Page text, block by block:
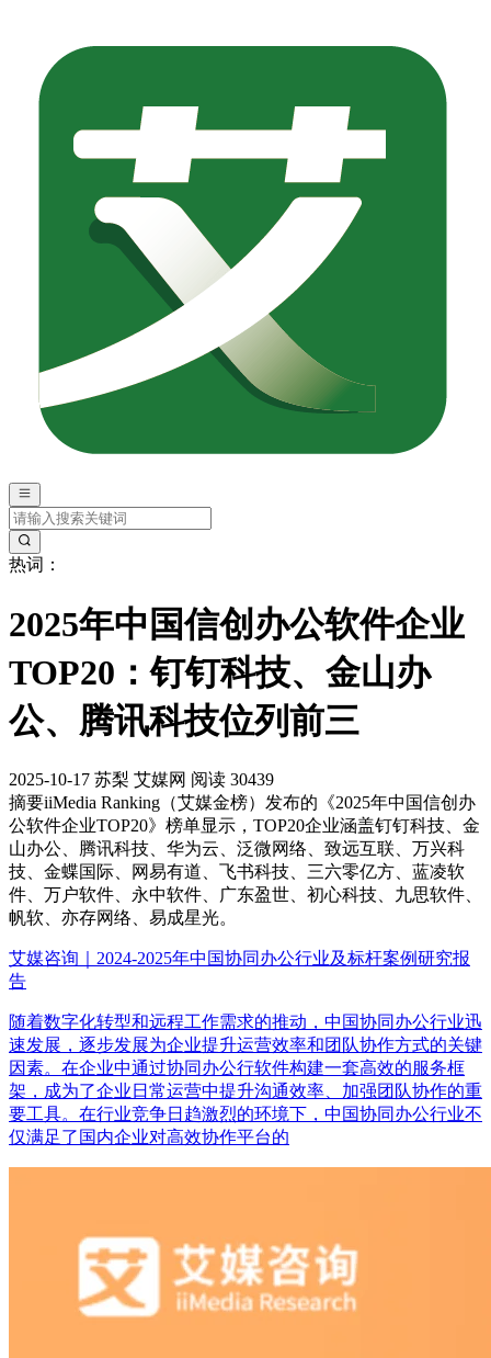
热词：
2025年中国信创办公软件企业
TOP20：钉钉科技、金山办
公、腾讯科技位列前三
2025-10-17 苏梨 艾媒网 阅读 30439
摘要iiMedia Ranking（艾媒金榜）发布的《2025年中国信创办
公软件企业TOP20》榜单显示，TOP20企业涵盖钉钉科技、金
山办公、腾讯科技、华为云、泛微网络、致远互联、万兴科
技、金蝶国际、网易有道、飞书科技、三六零亿方、蓝凌软
件、万户软件、永中软件、广东盈世、初心科技、九思软件、
帆软、亦存网络、易成星光。
艾媒咨询｜2024-2025年中国协同办公行业及标杆案例研究报
告
随着数字化转型和远程工作需求的推动，中国协同办公行业迅
速发展，逐步发展为企业提升运营效率和团队协作方式的关键
因素。在企业中通过协同办公行软件构建一套高效的服务框
架，成为了企业日常运营中提升沟通效率、加强团队协作的重
要工具。在行业竞争日趋激烈的环境下，中国协同办公行业不
仅满足了国内企业对高效协作平台的